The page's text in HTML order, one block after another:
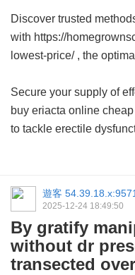
Discover trusted
with https://
lowest-price/ , the
Secure your supply of
buy eriacta online cheap
to tackle erectile
遊客
2025-12-24 18:49:50
By gratify
without dr
transected